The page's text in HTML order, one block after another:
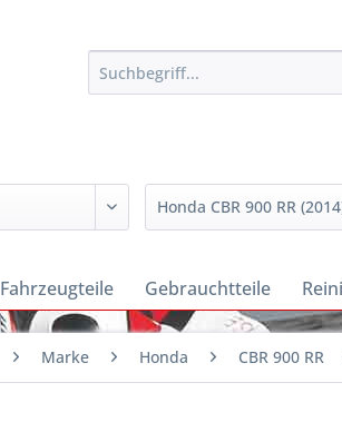
Fahrzeugteile Gebrauchtteile
Marke Honda CBR 900 RR